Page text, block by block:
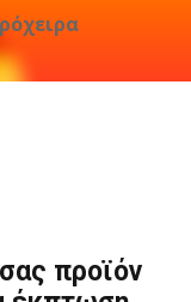
προϊόν